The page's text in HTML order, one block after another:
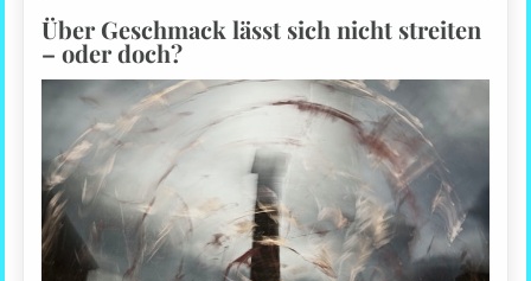
Über Geschmack lässt sich nicht streiten
– oder doch?